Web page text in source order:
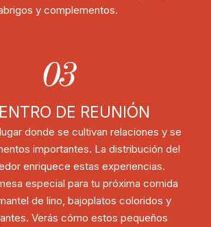
y complementos.
03
DE REUNIÓN
donde se cultivan relaciones y se
importantes. La distribución del
enriquece estas experiencias.
especial para tu próxima comida
de lino, bajoplatos coloridos y
Verás cómo estos pequeños